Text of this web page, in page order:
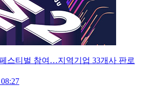
스티벌 참여…지역기업 33개사 판로